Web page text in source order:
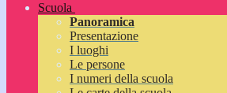
Scuola
Panoramica
Presentazione
I luoghi
Le persone
I numeri della scuola